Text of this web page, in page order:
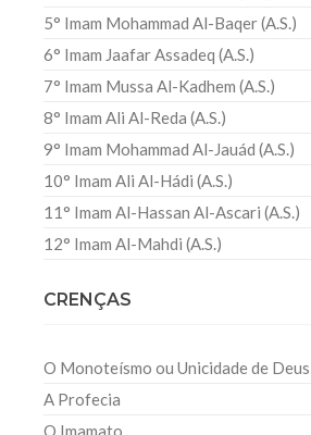
5° Imam Mohammad Al-Baqer (A.S.)
6° Imam Jaafar Assadeq (A.S.)
7° Imam Mussa Al-Kadhem (A.S.)
8° Imam Ali Al-Reda (A.S.)
9° Imam Mohammad Al-Jauád (A.S.)
10° Imam Ali Al-Hádi (A.S.)
11° Imam Al-Hassan Al-Ascari (A.S.)
12° Imam Al-Mahdi (A.S.)
CRENÇAS
O Monoteísmo ou Unicidade de Deus
A Profecia
O Imamato